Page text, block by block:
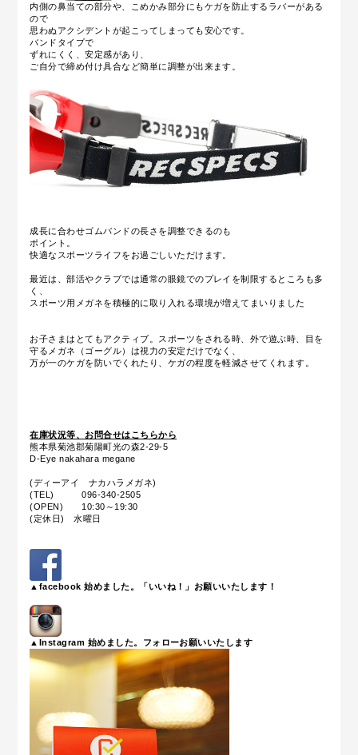
内側の鼻当ての部分や、こめかみ部分にもケガを防止するラバーがある
ので
思わぬアクシデントが起こってしまっても安心です。
バンドタイプで
ずれにくく、安定感があり、
ご自分で締め付け具合など簡単に調整が出来ます。
成長に合わせゴムバンドの長さを調整できるのも
ポイント。
快適なスポーツライフをお過ごしいただけます。
最近は、部活やクラブでは通常の眼鏡でのプレイを制限するところも多
く、
スポーツ用メガネを積極的に取り入れる環境が増えてまいりました
お子さまはとてもアクティブ。スポーツをされる時、外で遊ぶ時、目を
守るメガネ（ゴーグル）は視力の安定だけでなく、
万が一のケガを防いでくれたり、ケガの程度を軽減させてくれます。
在庫状況等、お問合せはこちらから
熊本県菊池郡菊陽町光の森2-29-5
D-Eye nakahara megane
(ディーアイ ナカハラメガネ)
(TEL) 096-340-2505
(OPEN) 10:30～19:30
(定休日) 水曜日
▲facebook 始めました。「いいね！」お願いいたします！
▲Instagram 始めました。フォローお願いいたします